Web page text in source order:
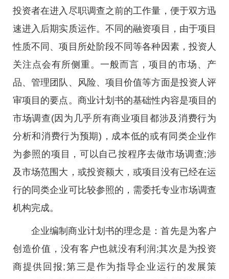
投资者在进入尽职调查之前的工作量，便于双方迅
速进入后期实质运作。不同的融资项目，由于项目
性质不同、项目所处阶段不同等各种因素，投资人
关注点会有所侧重。一般而言，项目的市场、产
品、管理团队、风险、项目价值等方面是投资人评
审项目的要点。商业计划书的基础性内容是项目的
市场调查(因为几乎所有商业项目都涉及消费行为
分析和消费行为预期)，成本低的或有同类企业作
为参照的项目，可以自己按程序去做市场调查;涉
及市场范围大，或投资额大，或项目没有已经在运
行的同类企业可比较参照的，需委托专业市场调查
机构完成。
企业编制商业计划书的理念是：首先是为客户
创造价值，没有客户也就没有利润;其次是为投资
商提供回报;第三是作为指导企业运行的发展策